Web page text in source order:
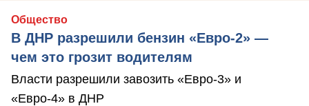
Общество
В ДНР разрешили бензин «Евро-2» —
чем это грозит водителям
Власти разрешили завозить «Евро-3» и
«Евро-4» в ДНР